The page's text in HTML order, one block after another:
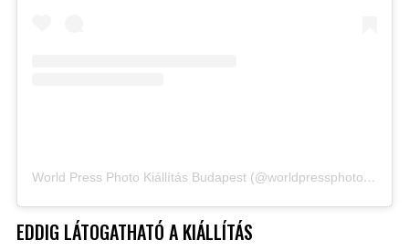
World Press Photo Kiállítás Budapest (@worldpressphoto_budapest) által megosztott bejegyzés
EDDIG LÁTOGATHATÓ A KIÁLLÍTÁS